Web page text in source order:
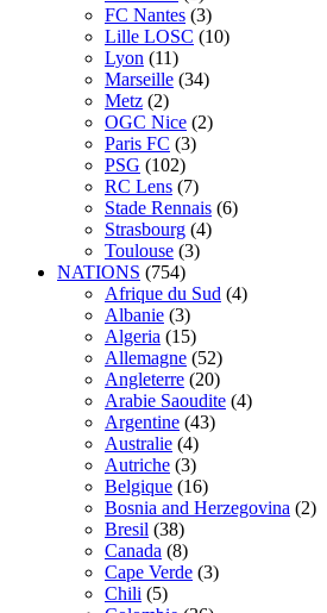
FC Nantes (3)
Lille LOSC (10)
Lyon (11)
Marseille (34)
Metz (2)
OGC Nice (2)
Paris FC (3)
PSG (102)
RC Lens (7)
Stade Rennais (6)
Strasbourg (4)
Toulouse (3)
NATIONS (754)
Afrique du Sud (4)
Albanie (3)
Algeria (15)
Allemagne (52)
Angleterre (20)
Arabie Saoudite (4)
Argentine (43)
Australie (4)
Autriche (3)
Belgique (16)
Bosnia and Herzegovina (2)
Bresil (38)
Canada (8)
Cape Verde (3)
Chili (5)